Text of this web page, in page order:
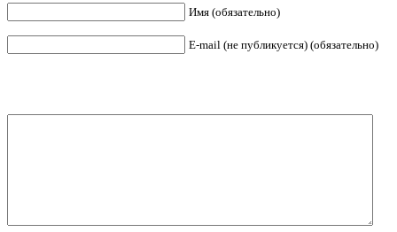
Имя (обязательно)
E-mail (не публикуется) (обязательно)